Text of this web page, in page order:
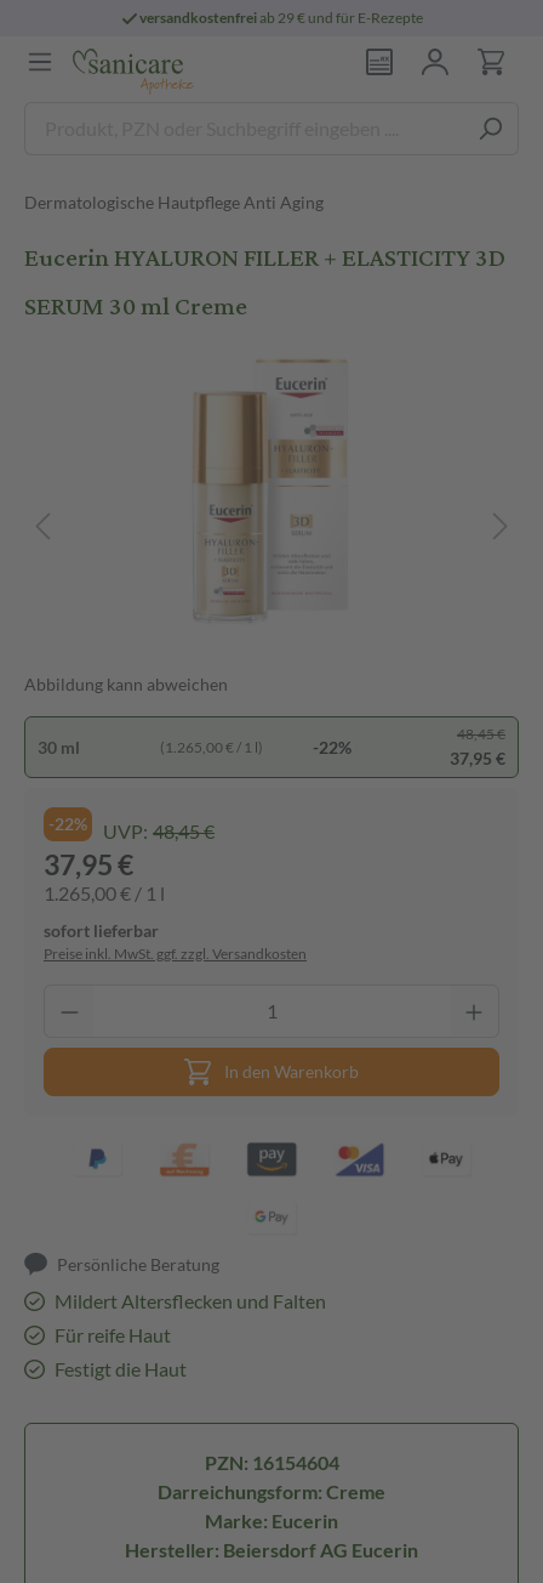
ab 29 € und für E-Rezepte
Dermatologische Hautpflege Anti Aging
Eucerin HYALURON FILLER + ELASTICITY 3D
SERUM 30 ml Creme
Abbildung kann abweichen
30 ml (1.265,00 € / 1 l) -22%
48,45 €
37,95 €
-22% UVP: 48,45 €
37,95 €
1.265,00 € / 1 l
sofort lieferbar
Preise inkl. MwSt. ggf. zzgl. Versandkosten
In den Warenkorb
Persönliche Beratung
Mildert Altersflecken und Falten
Für reife Haut
Festigt die Haut
PZN: 16154604
Darreichungsform: Creme
Marke: Eucerin
Hersteller: Beiersdorf AG Eucerin